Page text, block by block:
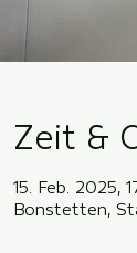
Zeit &
15. Feb. 2025,
Bonstetten,